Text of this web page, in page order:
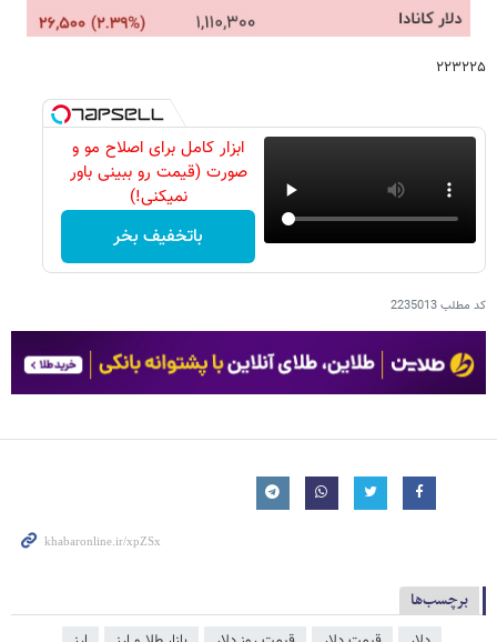
۲۲۳۲۲۵
ابزار کامل برای اصلاح مو و
صورت (قیمت رو ببینی باور
نمیکنی!)
باتخفیف بخر
کد مطلب2235013
برچسب‌ها